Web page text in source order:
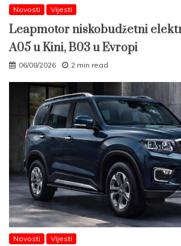
Novosti Vijesti
Leapmotor niskobudžetni
A05 u Kini, B03 u Evropi
06/08/2026 2 min read
Novosti Vijesti